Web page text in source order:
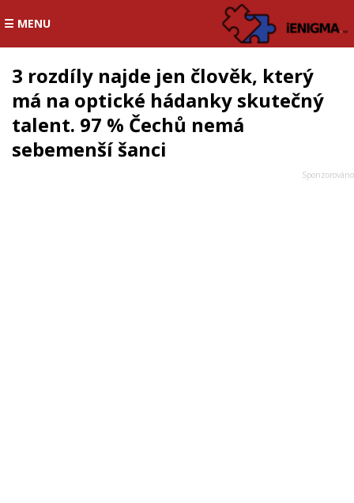
☰ MENU
3 rozdíly najde jen člověk, který
má na optické hádanky skutečný
talent. 97 % Čechů nemá
sebemenší šanci